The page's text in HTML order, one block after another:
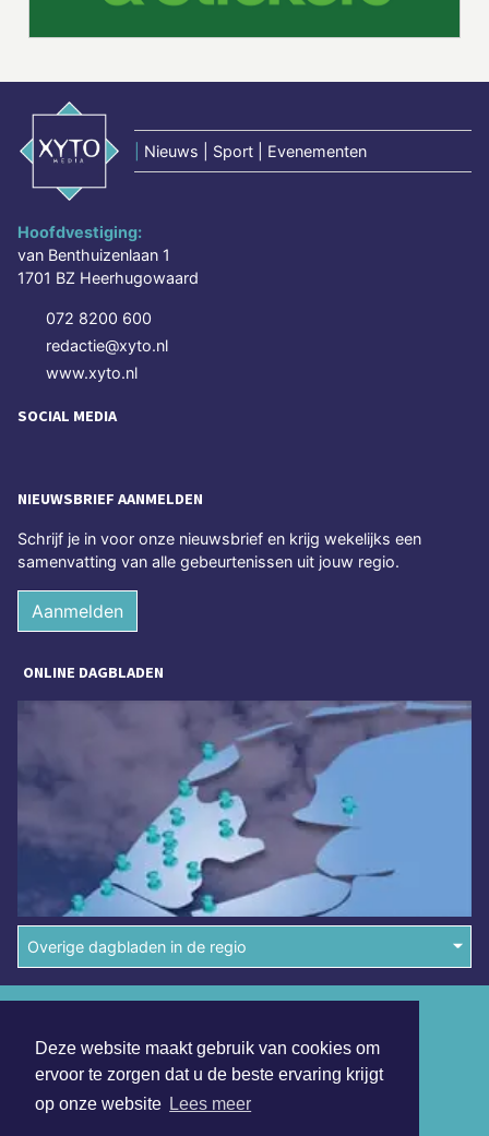
Deze website maakt gebruik van cookies om
ervoor te zorgen dat u de beste ervaring krijgt
op onze website Lees meer
Nieuws | Sport | Evenementen
Hoofdvestiging:
van Benthuizenlaan 1
1701 BZ Heerhugowaard
072 8200 600
redactie@xyto.nl
www.xyto.nl
SOCIAL MEDIA
NIEUWSBRIEF AANMELDEN
Schrijf je in voor onze nieuwsbrief en krijg wekelijks een
samenvatting van alle gebeurtenissen uit jouw regio.
Aanmelden
ONLINE DAGBLADEN
Overige dagbladen in de regio
Disclaimer
Privacy Statement